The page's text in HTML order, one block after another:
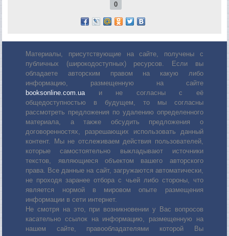
0
Материалы, присутствующие на сайте, получены с
публичных (широкодоступных) ресурсов. Если вы
обладаете авторским правом на какую либо
информацию, размещенную на сайте
booksonline.com.uaи не согласны с её
общедоступностью в будущем, то мы согласны
рассмотреть предложения по удалению определенного
материала, а также обсудить предложения о
договоренностях, разрешающих использовать данный
контент. Мы не отслеживаем действия пользователей,
которые самостоятельно выкладывают источники
текстов, являющиеся объектом вашего авторского
права. Все данные на сайт, загружаются автоматически,
не проходя заранее отбора с чьей либо стороны, что
является нормой в мировом опыте размещения
информации в сети интернет.
Не смотря на это, при возникновении у Вас вопросов
касательно ссылок на информацию, размещенную на
нашем сайте, правообладателями которой Вы